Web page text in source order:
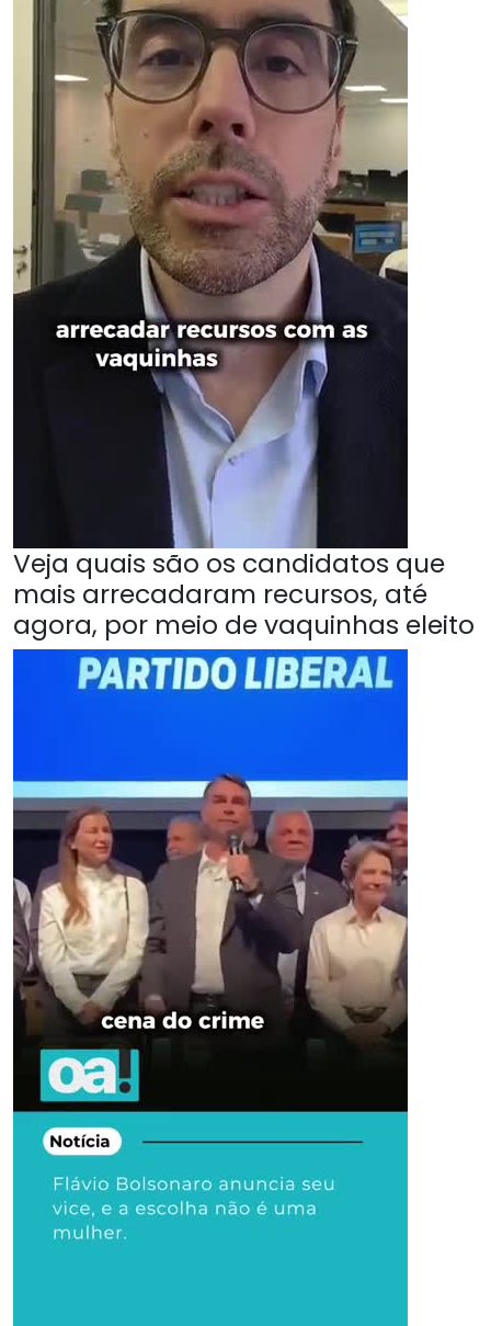
Veja quais são os candidatos que
mais arrecadaram recursos, até
agora, por meio de vaquinhas eleito